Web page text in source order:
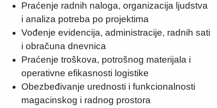
Praćenje radnih naloga, organizacija ljudstva
i analiza potreba po projektima
Vođenje evidencija, administracije, radnih sati
i obračuna dnevnica
Praćenje troškova, potrošnog materijala i
operativne efikasnosti logistike
Obezbeđivanje urednosti i funkcionalnosti
magacinskog i radnog prostora